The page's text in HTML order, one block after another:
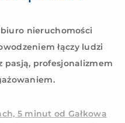
biuro nieruchomości